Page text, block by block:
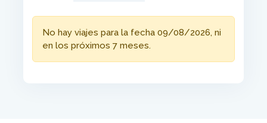
No hay viajes para la fecha 09/08/2026, ni
en los próximos 7 meses.